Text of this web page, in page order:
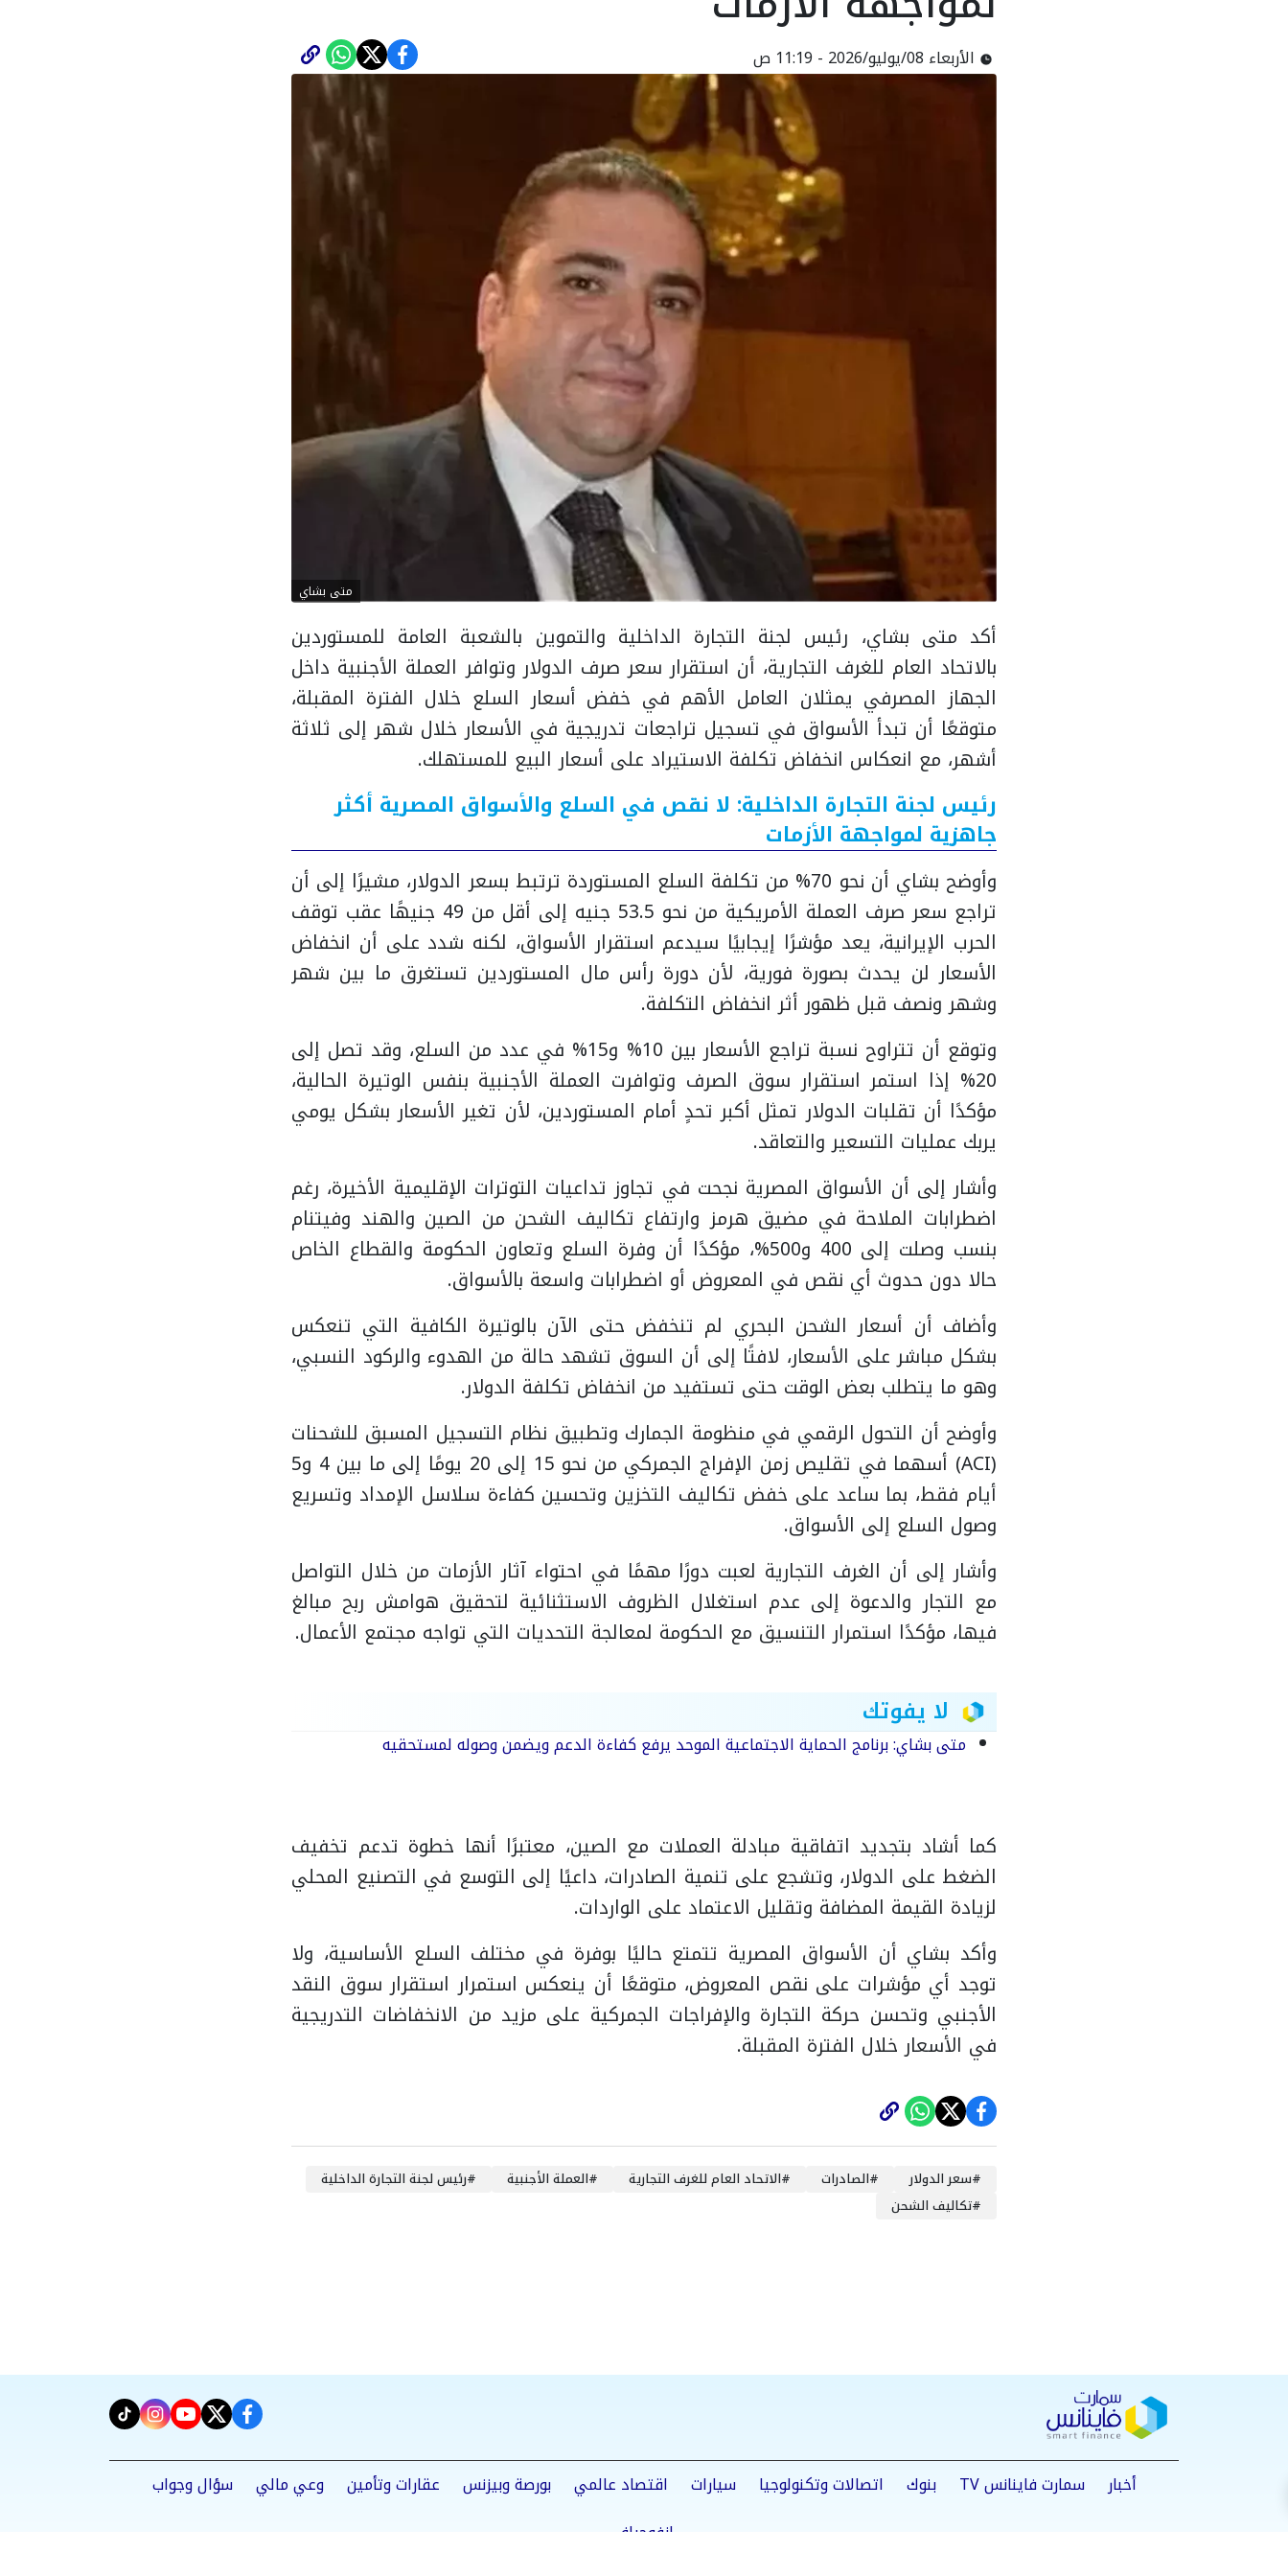
الأربعاء 08/يوليو/2026 - 11:19 ص
متى بشاي
أكد متى بشاي، رئيس لجنة التجارة الداخلية والتموين بالشعبة العامة للمستوردين
بالاتحاد العام للغرف التجارية، أن استقرار سعر صرف الدولار وتوافر العملة الأجنبية داخل
الجهاز المصرفي يمثلان العامل الأهم في خفض أسعار السلع خلال الفترة المقبلة،
متوقعًا أن تبدأ الأسواق في تسجيل تراجعات تدريجية في الأسعار خلال شهر إلى ثلاثة
أشهر، مع انعكاس انخفاض تكلفة الاستيراد على أسعار البيع للمستهلك.
رئيس لجنة التجارة الداخلية: لا نقص في السلع والأسواق المصرية أكثر
جاهزية لمواجهة الأزمات
وأوضح بشاي أن نحو 70% من تكلفة السلع المستوردة ترتبط بسعر الدولار، مشيرًا إلى أن
تراجع سعر صرف العملة الأمريكية من نحو 53.5 جنيه إلى أقل من 49 جنيهًا عقب توقف
الحرب الإيرانية، يعد مؤشرًا إيجابيًا سيدعم استقرار الأسواق، لكنه شدد على أن انخفاض
الأسعار لن يحدث بصورة فورية، لأن دورة رأس مال المستوردين تستغرق ما بين شهر
وشهر ونصف قبل ظهور أثر انخفاض التكلفة.
وتوقع أن تتراوح نسبة تراجع الأسعار بين 10% و15% في عدد من السلع، وقد تصل إلى
20% إذا استمر استقرار سوق الصرف وتوافرت العملة الأجنبية بنفس الوتيرة الحالية،
مؤكدًا أن تقلبات الدولار تمثل أكبر تحدٍ أمام المستوردين، لأن تغير الأسعار بشكل يومي
يربك عمليات التسعير والتعاقد.
وأشار إلى أن الأسواق المصرية نجحت في تجاوز تداعيات التوترات الإقليمية الأخيرة، رغم
اضطرابات الملاحة في مضيق هرمز وارتفاع تكاليف الشحن من الصين والهند وفيتنام
بنسب وصلت إلى 400 و500%، مؤكدًا أن وفرة السلع وتعاون الحكومة والقطاع الخاص
حالا دون حدوث أي نقص في المعروض أو اضطرابات واسعة بالأسواق.
وأضاف أن أسعار الشحن البحري لم تنخفض حتى الآن بالوتيرة الكافية التي تنعكس
بشكل مباشر على الأسعار، لافتًا إلى أن السوق تشهد حالة من الهدوء والركود النسبي،
وهو ما يتطلب بعض الوقت حتى تستفيد من انخفاض تكلفة الدولار.
وأوضح أن التحول الرقمي في منظومة الجمارك وتطبيق نظام التسجيل المسبق للشحنات
(ACI) أسهما في تقليص زمن الإفراج الجمركي من نحو 15 إلى 20 يومًا إلى ما بين 4 و5
أيام فقط، بما ساعد على خفض تكاليف التخزين وتحسين كفاءة سلاسل الإمداد وتسريع
وصول السلع إلى الأسواق.
وأشار إلى أن الغرف التجارية لعبت دورًا مهمًا في احتواء آثار الأزمات من خلال التواصل
مع التجار والدعوة إلى عدم استغلال الظروف الاستثنائية لتحقيق هوامش ربح مبالغ
فيها، مؤكدًا استمرار التنسيق مع الحكومة لمعالجة التحديات التي تواجه مجتمع الأعمال.
لا يفوتك
متى بشاي: برنامج الحماية الاجتماعية الموحد يرفع كفاءة الدعم ويضمن وصوله لمستحقيه
كما أشاد بتجديد اتفاقية مبادلة العملات مع الصين، معتبرًا أنها خطوة تدعم تخفيف
الضغط على الدولار، وتشجع على تنمية الصادرات، داعيًا إلى التوسع في التصنيع المحلي
لزيادة القيمة المضافة وتقليل الاعتماد على الواردات.
وأكد بشاي أن الأسواق المصرية تتمتع حاليًا بوفرة في مختلف السلع الأساسية، ولا
توجد أي مؤشرات على نقص المعروض، متوقعًا أن ينعكس استمرار استقرار سوق النقد
الأجنبي وتحسن حركة التجارة والإفراجات الجمركية على مزيد من الانخفاضات التدريجية
في الأسعار خلال الفترة المقبلة.
#سعر الدولار #الصادرات #الاتحاد العام للغرف التجارية #العملة الأجنبية #رئيس لجنة التجارة الداخلية
#تكاليف الشحن
facebook
twitter
youtube
instagram
tiktok
أخبار سمارت فاينانس TV بنوك اتصالات وتكنولوجيا سيارات اقتصاد عالمي بورصة وبيزنس عقارات وتأمين وعي مالي
سؤال وجواب
إنفوجراف